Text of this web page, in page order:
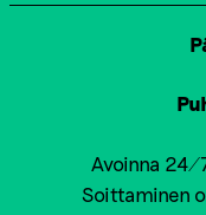
Avoinna 24/
Soittaminen